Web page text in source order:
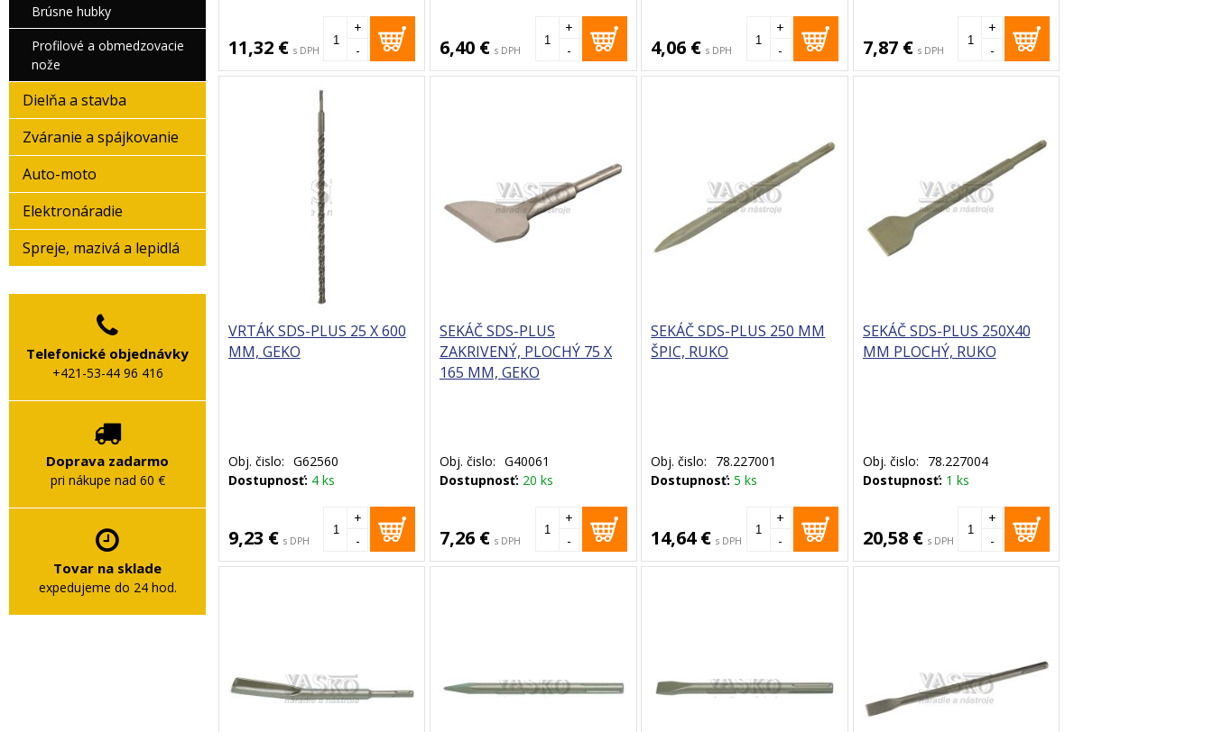
11,32 € s DPH
+
-
6,40 € s DPH
+
-
4,06 € s DPH
+
-
7,87 € s DPH
+
-
VRTÁK SDS-PLUS 25 X 600
MM, GEKO
Obj. čislo: G62560
Dostupnosť: 4 ks
9,23 € s DPH
+
-
SEKÁČ SDS-PLUS
ZAKRIVENÝ, PLOCHÝ 75 X
165 MM, GEKO
Obj. čislo: G40061
Dostupnosť: 20 ks
7,26 € s DPH
+
-
SEKÁČ SDS-PLUS 250 MM
ŠPIC, RUKO
Obj. čislo:
78.227001
Dostupnosť: 5 ks
14,64 € s DPH
+
-
SEKÁČ SDS-PLUS 250X40
MM PLOCHÝ, RUKO
Obj. čislo:
78.227004
Dostupnosť: 1 ks
20,58 € s DPH
+
-
Brúsne hubky
Profilové a obmedzovacie
nože
Dielňa a stavba
Zváranie a spájkovanie
Auto-moto
Elektronáradie
Spreje, mazivá a lepidlá
Telefonické objednávky
+421-53-44 96 416
Doprava zadarmo
pri nákupe nad 60 €
Tovar na sklade
expedujeme do 24 hod.